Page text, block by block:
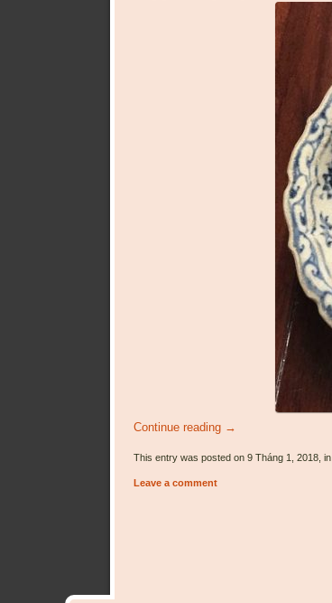
Continue reading →
This entry was posted on 9 Tháng 1, 2018, in
Leave a comment